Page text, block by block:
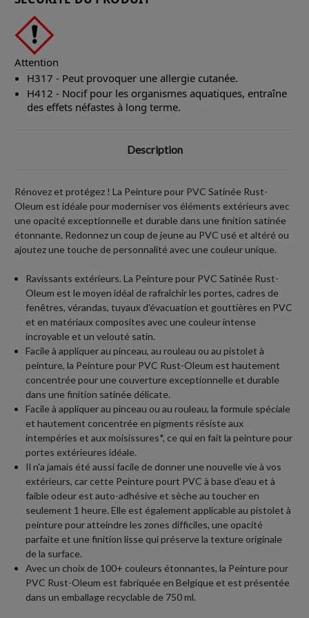
Attention
H317 - Peut provoquer une allergie cutanée.
H412 - Nocif pour les organismes aquatiques, entraîne
des effets néfastes à long terme.
Description
Rénovez et protégez ! La Peinture pour PVC Satinée Rust-
Oleum est idéale pour moderniser vos éléments extérieurs avec
une opacité exceptionnelle et durable dans une finition satinée
étonnante. Redonnez un coup de jeune au PVC usé et altéré ou
ajoutez une touche de personnalité avec une couleur unique.
Ravissants extérieurs. La Peinture pour PVC Satinée Rust-
Oleum est le moyen idéal de rafraîchir les portes, cadres de
fenêtres, vérandas, tuyaux d'évacuation et gouttières en PVC
et en matériaux composites avec une couleur intense
incroyable et un velouté satin.
Facile à appliquer au pinceau, au rouleau ou au pistolet à
peinture, la Peinture pour PVC Rust-Oleum est hautement
concentrée pour une couverture exceptionnelle et durable
dans une finition satinée délicate.
Facile à appliquer au pinceau ou au rouleau, la formule spéciale
et hautement concentrée en pigments résiste aux
intempéries et aux moisissures*, ce qui en fait la peinture pour
portes extérieures idéale.
Il n'a jamais été aussi facile de donner une nouvelle vie à vos
extérieurs, car cette Peinture pourt PVC à base d'eau et à
faible odeur est auto-adhésive et sèche au toucher en
seulement 1 heure. Elle est également applicable au pistolet à
peinture pour atteindre les zones difficiles, une opacité
parfaite et une finition lisse qui préserve la texture originale
de la surface.
Avec un choix de 100+ couleurs étonnantes, la Peinture pour
PVC Rust-Oleum est fabriquée en Belgique et est présentée
dans un emballage recyclable de 750 ml.